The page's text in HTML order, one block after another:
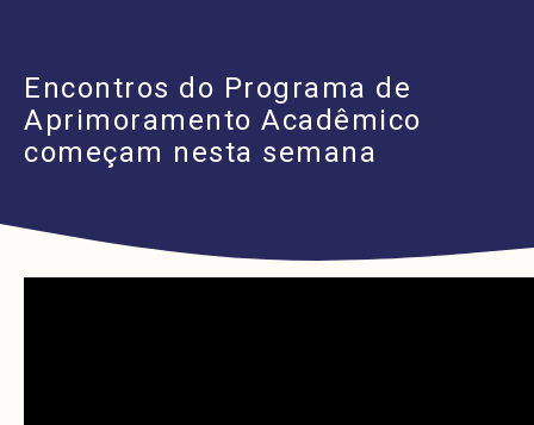
Encontros do Programa de
Aprimoramento Acadêmico
começam nesta semana